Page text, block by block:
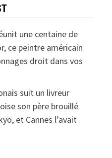
une centaine de
ce peintre américain
droit dans vos
suit un livreur
son père brouillé
et Cannes l’avait